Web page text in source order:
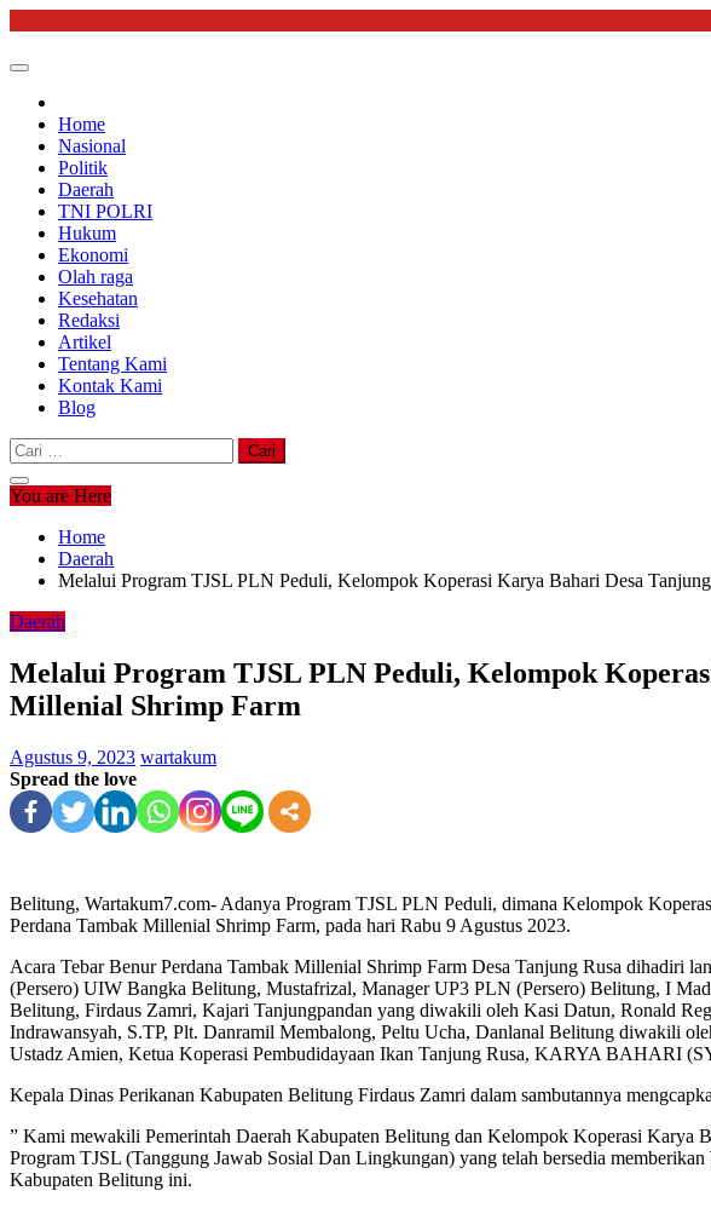
content
Home
Nasional
Politik
Daerah
TNI POLRI
Hukum
Ekonomi
Olah raga
Kesehatan
Redaksi
Artikel
Tentang Kami
Kontak Kami
Blog
Cari
untuk:
You are Here
Home
Daerah
Melalui Program TJSL PLN Peduli, Kelompok Koperasi Karya Bahari Desa
Daerah
Melalui Program TJSL PLN Peduli, Kelompok
Millenial Shrimp Farm
Agustus 9, 2023 wartakum
Spread the love
Belitung, Wartakum7.com- Adanya Program TJSL PLN Peduli, dimana Kelompok
Perdana Tambak Millenial Shrimp Farm, pada hari Rabu 9 Agustus 2023.
Acara Tebar Benur Perdana Tambak Millenial Shrimp Farm Desa Tanjung Rusa dihadiri
(Persero) UIW Bangka Belitung, Mustafrizal, Manager UP3 PLN (Persero) Belitung, I
Belitung, Firdaus Zamri, Kajari Tanjungpandan yang diwakili oleh Kasi Datun, Ronald
Indrawansyah, S.TP, Plt. Danramil Membalong, Peltu Ucha, Danlanal Belitung diwakili
Ustadz Amien, Ketua Koperasi Pembudidayaan Ikan Tanjung Rusa, KARYA BAHARI
Kepala Dinas Perikanan Kabupaten Belitung Firdaus Zamri dalam sambutannya
” Kami mewakili Pemerintah Daerah Kabupaten Belitung dan Kelompok Koperasi Karya
Program TJSL (Tanggung Jawab Sosial Dan Lingkungan) yang telah bersedia
Kabupaten Belitung ini.